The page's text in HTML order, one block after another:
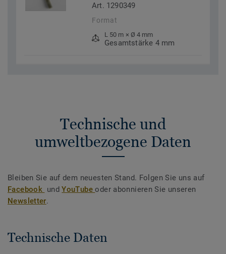
Art. 1290349
Format
L 50 m × Ø 4 mm
Gesamtstärke 4 mm
Technische und
umweltbezogene Daten
Bleiben Sie auf dem neuesten Stand. Folgen Sie uns auf
Facebook undYouTubeoder abonnieren Sie unseren
Newsletter.
Technische Daten